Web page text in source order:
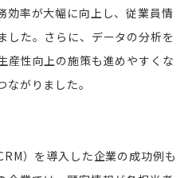
効率が大幅に向上し、従業員情
した。さらに、データの分析を
産性向上の施策も進めやすくな
がりました。
）を導入した企業の成功例も